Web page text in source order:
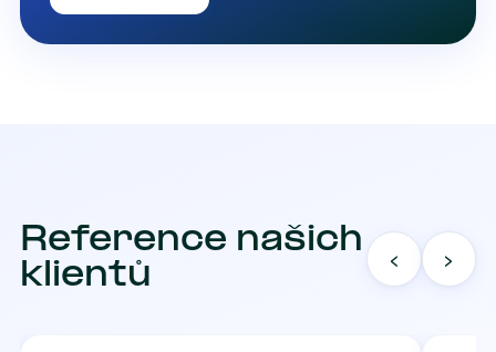
Reference našich
klientů
‹ ›